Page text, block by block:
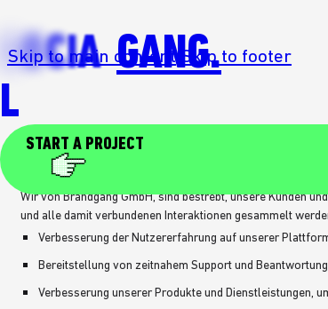
Skip to main content Skip to footer
SOCIA
L
GANG.
START A PROJECT
Datenschutzerklärung
Einführung und Organisatorisches
Wir von Brandgang GmbH, sind bestrebt, unsere Kunden
und alle damit verbundenen Interaktionen gesammelt
Verbesserung der Nutzererfahrung auf unserer
Bereitstellung von zeitnahem Support und
Verbesserung unserer Produkte und Dienstleistungen,